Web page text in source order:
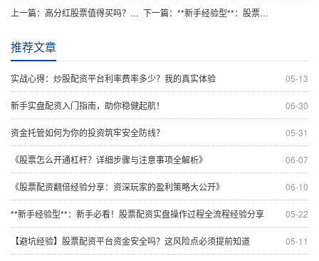
上一篇： 高分红股票值得买吗？一文读懂投资逻辑与风险！ 下一篇： **新手经验型**：股票配资平台排名前十揭秘，新手入场必看指南！
推荐文章
05-13
实战心得：炒股配资平台利率费率多少？我的真实体验
06-30
新手实盘配资入门指南，助你稳健起航！
05-31
资金托管如何为你的投资筑牢安全防线？
06-07
《股票怎么开通杠杆？详细步骤与注意事项全解析》
06-10
《股票配资翻倍经验分享：资深玩家的盈利策略大公开》
05-22
**新手经验型**：新手必看！股票配资实盘操作过程全流程经验分享
05-11
【避坑经验】股票配资平台资金安全吗？这风险点必须提前知道